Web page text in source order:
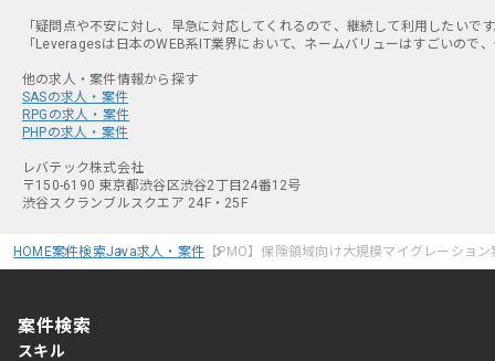
「疑問点や不安に対し、早急に対応してくれるので、継続して利用したいで
「Leveragesは日本のWEB系IT業界において、ネームバリューはすごいので
SASの求人・案件
RPGの求人・案件
PHPの求人・案件
レバテック株式会社
〒150-6190 東京都渋谷区渋谷2丁目24番12号
渋谷スクランブルスクエア 24F・25F
HOME案件検索Java求人・案件 【PMO】保険領域向け大規模マイグレーション
案件検索
スキル